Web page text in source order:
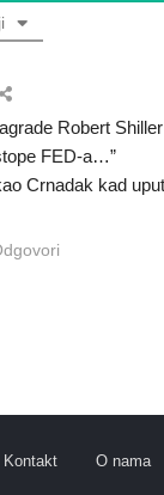
Robert
FED-a…”
Crnadak kad
Kontakt O nama